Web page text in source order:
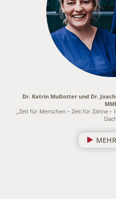
Dr. Katrin Mußotter und Dr.
„Zeit für Menschen – Zeit für Zähne